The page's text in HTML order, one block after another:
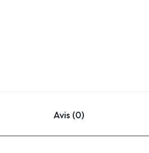
Avis (0)